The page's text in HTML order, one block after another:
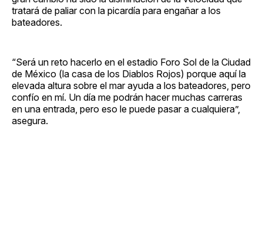
tratará de paliar con la picardía para engañar a los
bateadores.
“Será un reto hacerlo en el estadio Foro Sol de la Ciudad
de México (la casa de los Diablos Rojos) porque aquí la
elevada altura sobre el mar ayuda a los bateadores, pero
confío en mí. Un día me podrán hacer muchas carreras
en una entrada, pero eso le puede pasar a cualquiera”,
asegura.